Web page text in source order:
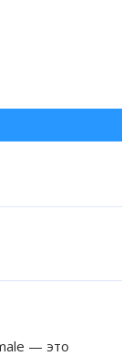
— это